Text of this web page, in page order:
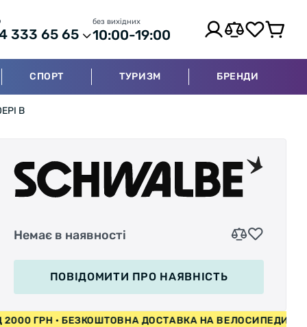
333 65 65
без вихідних
10:00-19:00
СПОРТ ТУРИЗМ БРЕНДИ
B
Немає в наявності
ПОВІДОМИТИ ПРО НАЯВНІСТЬ
ВІД 2000 ГРН • БЕЗКОШТОВНА ДОСТАВКА НА